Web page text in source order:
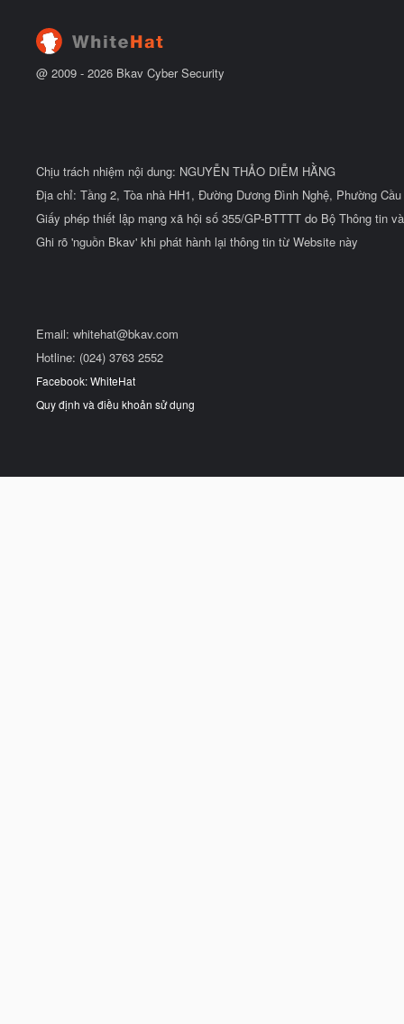
@ 2009 - 2026 Bkav Cyber Security
Chịu trách nhiệm nội dung: NGUYỄN THẢO DIỄM HẰNG
Địa chỉ: Tầng 2, Tòa nhà HH1, Đường Dương Đình Nghệ, Phường
Giấy phép thiết lập mạng xã hội số 355/GP-BTTTT do Bộ Thông tin
Ghi rõ 'nguồn Bkav' khi phát hành lại thông tin từ Website này
Email: whitehat@bkav.com
Hotline: (024) 3763 2552
Facebook: WhiteHat
Quy định và điều khoản sử dụng